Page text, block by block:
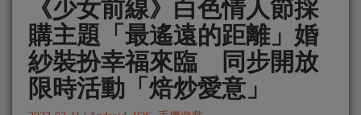
《少女前線》白色情人節採
購主題「最遙遠的距離」婚
紗裝扮幸福來臨 同步開放
限時活動「焙炒愛意」